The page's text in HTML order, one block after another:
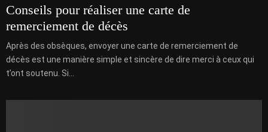
Conseils pour réaliser une carte de
remerciement de décès
Après des obsèques, envoyer une carte de remerciement de
décès est une manière simple et sincère de dire merci à ceux qui
t’ont soutenu. Si...